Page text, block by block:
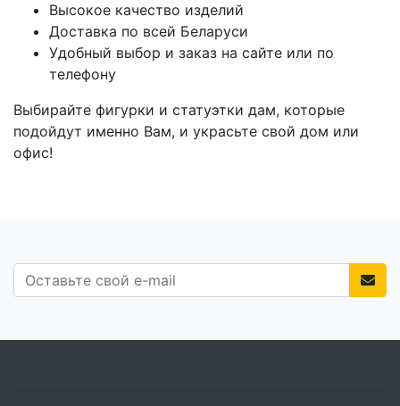
Высокое качество изделий
Доставка по всей Беларуси
Удобный выбор и заказ на сайте или по
телефону
Выбирайте фигурки и статуэтки дам, которые
подойдут именно Вам, и украсьте свой дом или
офис!